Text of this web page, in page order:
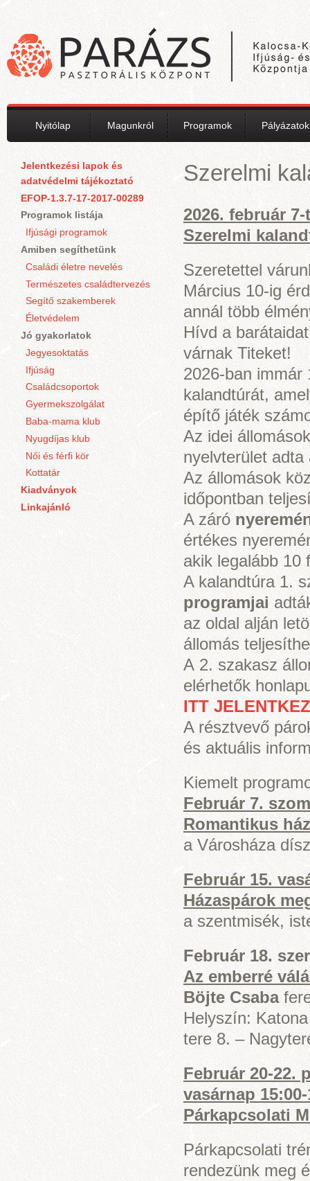
Nyitólap Magunkról Programok Pályázatok
Jelentkezési lapok és
adatvédelmi tájékoztató
EFOP-1.3.7-17-2017-00289
Programok listája
Ifjúsági programok
Amiben segíthetünk
Családi életre nevelés
Természetes családtervezés
Segítő szakemberek
Életvédelem
Jó gyakorlatok
Jegyesoktatás
Ifjúság
Családcsoportok
Gyermekszolgálat
Baba-mama klub
Nyugdíjas klub
Női és férfi kör
Kottatár
Kiadványok
Linkajánló
Szerelmi
2026. február
Szerelmi
Szeretettel
Március 10-ig
annál több
Hívd a
várnak Titeket!
2026-ban immár
kalandtúrát,
építő játék
Az idei
nyelvterület adta
Az állomások
időpontban
A záró
értékes
akik legalább 10
A kalandtúra 1.
programjai
az oldal alján
állomás
A 2. szakasz
elérhetők
ITT
A résztvevő
és aktuális
Kiemelt
Február 7.
Romantikus
a Városháza
Február 15.
Házaspárok
a szentmisék,
Február 18.
Az emberré
Böjte Csaba
Helyszín:
tere 8. –
Február 20-22.
vasárnap
Párkapcsolati
Párkapcsolati
rendezünk meg